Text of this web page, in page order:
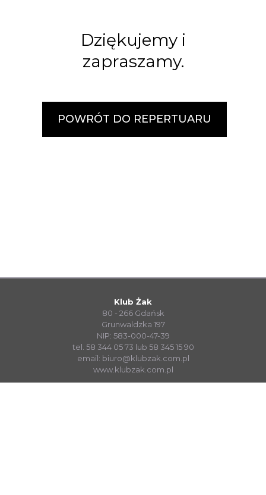
Dziękujemy i
zapraszamy.
POWRÓT DO REPERTUARU
Klub Żak
80 - 266 Gdańsk
Grunwaldzka 197
NIP: 583-000-47-39
tel. 58 344 05 73 lub 58 345 15 90
email: biuro@klubzak.com.pl
www.klubzak.com.pl